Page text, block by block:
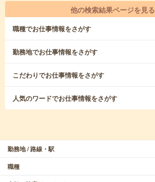
他の検索結果ページを見る
職種でお仕事情報をさがす
勤務地でお仕事情報をさがす
こだわりでお仕事情報をさがす
人気のワードでお仕事情報をさがす
勤務地 / 路線・駅
職種